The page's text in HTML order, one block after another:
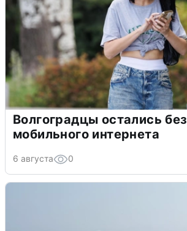
Волгоградцы остались без
мобильного интернета
6 августа 0